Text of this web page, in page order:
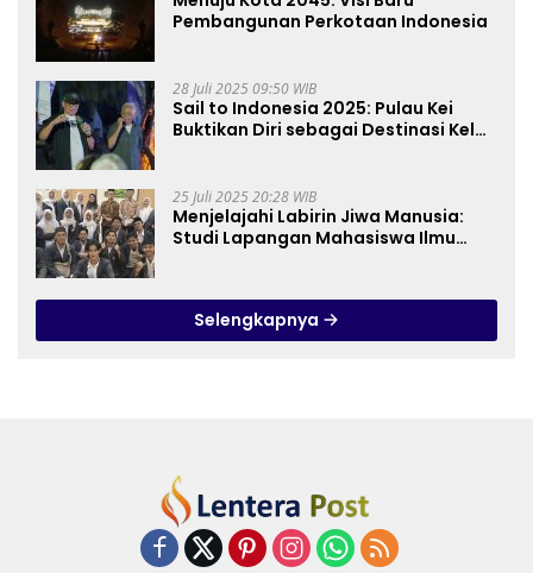
Pembangunan Perkotaan Indonesia
28 Juli 2025 09:50 WIB
Sail to Indonesia 2025: Pulau Kei
Buktikan Diri sebagai Destinasi Kelas
25 Juli 2025 20:28 WIB
Menjelajahi Labirin Jiwa Manusia:
Studi Lapangan Mahasiswa Ilmu
Selengkapnya